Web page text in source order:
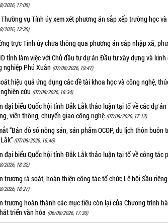
2026, 17:05)
vụ Tỉnh ủy xem xét phương án sắp xếp trường học
2026, 13:30)
trực Tỉnh ủy chưa thông qua phương án sáp nhập xã,
tỉnh làm việc với Chủ đầu tư dự án Đầu tư xây dựng và
nghiệp Phú Xuân (07/08/2026, 19:47)
hiệu quả ứng dụng các đề tài khoa học và công nghệ,
cứu (07/08/2026, 18:34)
đại biểu Quốc hội tỉnh Đắk Lắk thảo luận tại tổ về các dự
viễn thông, chuyển giao công nghệ (07/08/2026, 17:12)
“Bản đồ số nông sản, sản phẩm OCOP, du lịch thôn buôn
(07/08/2026, 16:46)
đại biểu Quốc hội tỉnh Đắk Lắk thảo luận tại tổ về công tác
2026, 18:32)
trương rà soát, hoàn thiện công tác tổ chức Lễ hội Sầu
2026, 18:27)
trương hoàn thành các mục tiêu còn lại của Chương trình
triển văn hóa (06/08/2026, 17:30)